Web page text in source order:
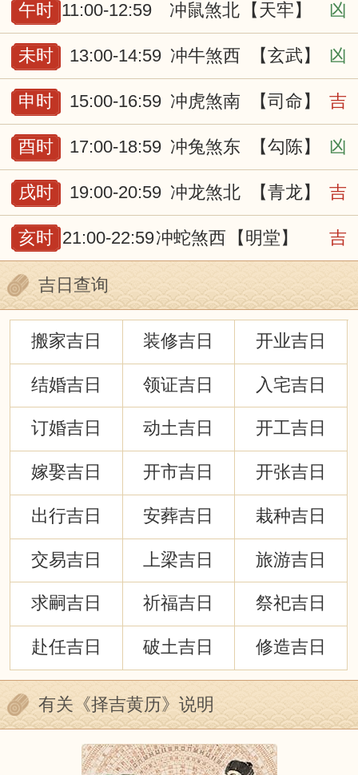
午时 11:00-12:59 冲鼠煞北 【天牢】 凶
未时 13:00-14:59 冲牛煞西 【玄武】 凶
申时 15:00-16:59 冲虎煞南 【司命】 吉
酉时 17:00-18:59 冲兔煞东 【勾陈】 凶
戌时 19:00-20:59 冲龙煞北 【青龙】 吉
亥时 21:00-22:59冲蛇煞西 【明堂】 吉
吉日查询
搬家吉日 装修吉日 开业吉日
结婚吉日 领证吉日 入宅吉日
订婚吉日 动土吉日 开工吉日
嫁娶吉日 开市吉日 开张吉日
出行吉日 安葬吉日 栽种吉日
交易吉日 上梁吉日 旅游吉日
求嗣吉日 祈福吉日 祭祀吉日
赴任吉日 破土吉日 修造吉日
有关《择吉黄历》说明